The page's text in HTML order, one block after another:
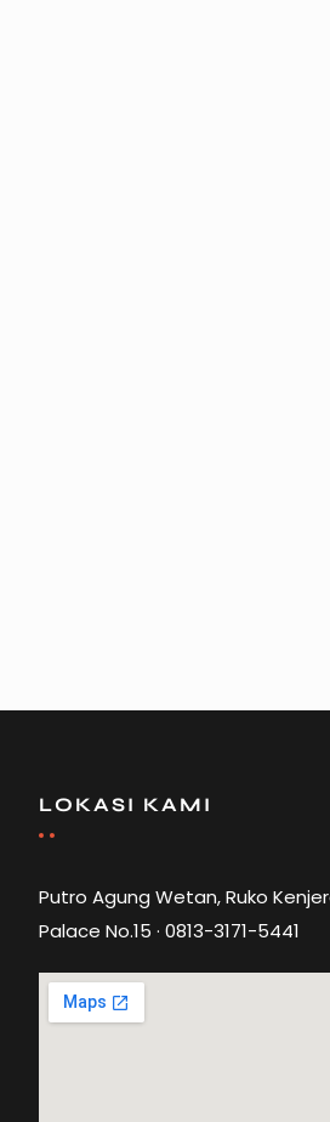
LOKASI KAMI
Putro Agung Wetan, Ruko
Palace No.15 · 0813-3171-5441